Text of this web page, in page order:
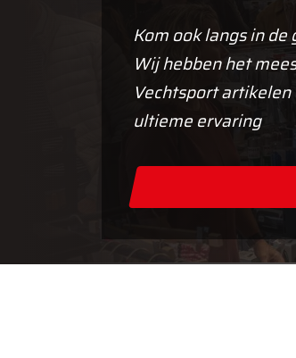
Kom ook langs in
Wij hebben het
Vechtsport
ultieme ervaring